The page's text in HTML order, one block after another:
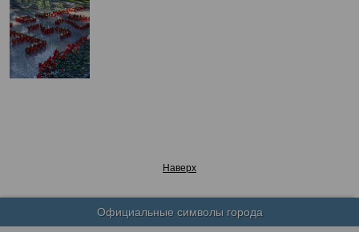
Наверх
Официальные символы города